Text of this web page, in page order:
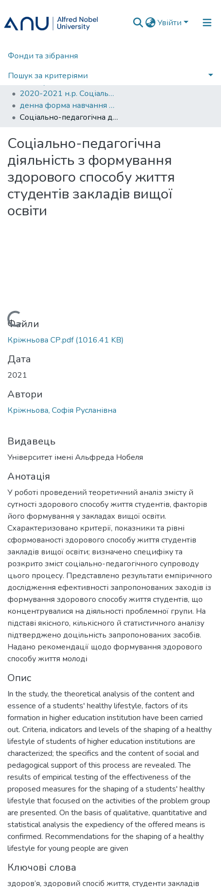
Увійти
Фонди та зібрання
Пошук за критеріями
Статистика
Умови використання
Головна
2020-2021 н.р. Соціально-педагогічна діяльність (Студенти)
денна форма навчання Соціально-педагогічна діяльність (Студенти)
Соціально-педагогічна діяльність з формування здорового способу життя студентів закладів вищої освіти
Соціально-педагогічна
діяльність з формування
здорового способу життя
студентів закладів вищої
освіти
Вантажиться...
Файли
Кріжньова СР.pdf(1016.41 KB)
Дата
2021
Автори
Кріжньова, Софія Русланівна
Видавець
Університет імені Альфреда Нобеля
Анотація
У роботі проведений теоретичний аналіз змісту й
сутності здорового способу життя студентів, факторів
його формування у закладах вищої освіти.
Схарактеризовано критерії, показники та рівні
сформованості здорового способу життя студентів
закладів вищої освіти; визначено специфіку та
розкрито зміст соціально-педагогічного супроводу
цього процесу. Представлено результати емпіричного
дослідження ефективності запропонованих заходів із
формування здорового способу життя студентів, що
концентрувалися на діяльності проблемної групи. На
підставі якісного, кількісного й статистичного аналізу
підтверджено доцільність запропонованих засобів.
Надано рекомендації щодо формування здорового
способу життя молоді
Опис
In the study, the theoretical analysis of the content and
essence of a students' healthy lifestyle, factors of its
formation in higher education institution have been carried
out. Criteria, indicators and levels of the shaping of a healthy
lifestyle of students of higher education institutions are
characterized; the specifics and the content of social and
pedagogical support of this process are revealed. The
results of empirical testing of the effectiveness of the
proposed measures for the shaping of a students' healthy
lifestyle that focused on the activities of the problem group
are presented. On the basis of qualitative, quantitative and
statistical analysis the expediency of the offered means is
confirmed. Recommendations for the shaping of a healthy
lifestyle for young people are given
Ключові слова
здоров’я, здоровий спосіб життя, студенти закладів